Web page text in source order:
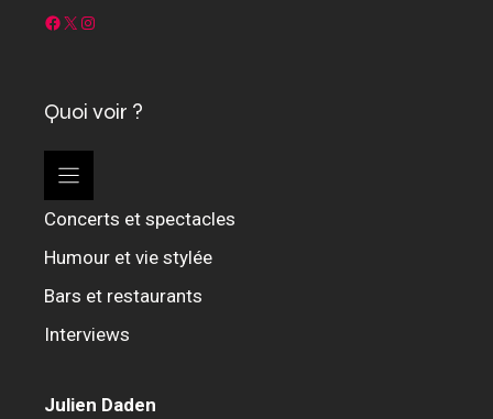
Facebook
X Instagram
Quoi voir ?
Concerts et spectacles
Humour et vie stylée
Bars et restaurants
Interviews
Julien Daden